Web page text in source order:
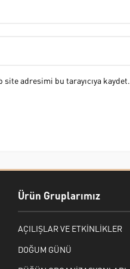
site adresimi bu tarayıcıya kaydet.
Ürün Gruplarımız
AÇILIŞLAR VE ETKİNLİKLER
DOĞUM GÜNÜ